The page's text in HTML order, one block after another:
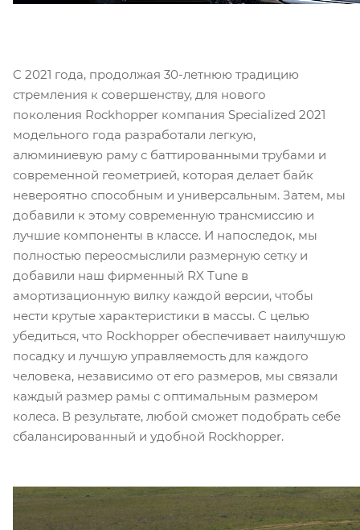
C 2021 года, продолжая 30-летнюю традицию
стремления к совершенству, для нового
поколения Rockhopper компания Specialized 2021
модельного года разработали легкую,
алюминиевую раму с баттированными трубами и
современной геометрией, которая делает байк
невероятно способным и универсальным. Затем, мы
добавили к этому современную трансмиссию и
лучшие компоненты в классе. И напоследок, мы
полностью переосмыслили размерную сетку и
добавили наш фирменный RX Tune в
амортизационную вилку каждой версии, чтобы
нести крутые характеристики в массы. С целью
убедиться, что Rockhopper обеспечивает наилучшую
посадку и лучшую управляемость для каждого
человека, независимо от его размеров, мы связали
каждый размер рамы с оптимальным размером
колеса. В результате, любой сможет подобрать себе
сбалансированный и удобной Rockhopper.